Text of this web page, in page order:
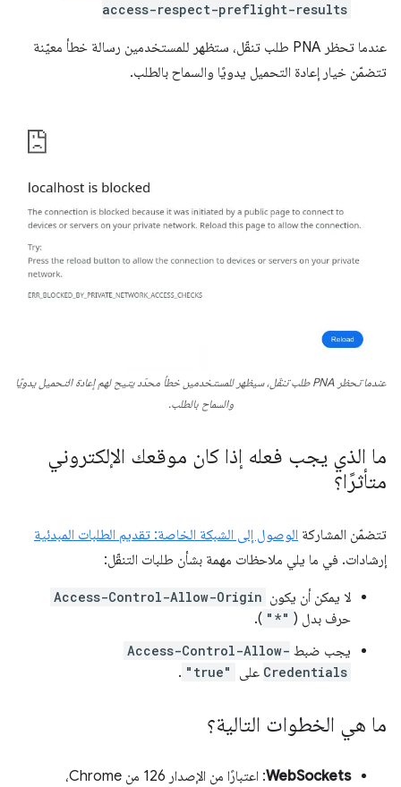
access-respect-preflight-results
عندما تحظر PNA طلب تنقّل، ستظهر للمستخدمين رسالة خطأ معيّنة
تتضمّن خيار إعادة التحميل يدويًا والسماح بالطلب.
عندما تحظر PNA طلب تنقّل، سيظهر للمستخدمين خطأ محدّد يتيح لهم إعادة التحميل يدويًا
والسماح بالطلب.
ما الذي يجب فعله إذا كان موقعك الإلكتروني
متأثرًا؟
تتضمّن المشاركة الوصول إلى الشبكة الخاصة: تقديم الطلبات المبدئية
إرشادات. في ما يلي ملاحظات مهمة بشأن طلبات التنقّل:
لا يمكن أن يكون Access-Control-Allow-Origin
حرف بدل ( "*"
).
يجب ضبط Access-Control-Allow-
Credentials على "true"
.
ما هي الخطوات التالية؟
WebSockets
: اعتبارًا من الإصدار 126 من Chrome،